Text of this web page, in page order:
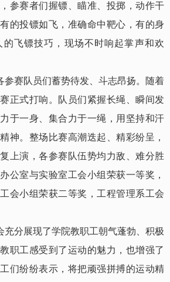
参赛者们握镖、瞄准、投掷，动作干
的投镖如飞，准确命中靶心，有的身
飞镖技巧，现场不时响起掌声和欢
参赛队员们蓄势待发、斗志昂扬。随着
正式打响。队员们紧握长绳、瞬间发
于一身、集合力于一绳，用坚持和汗
神。整场比赛高潮迭起、精彩纷呈，
上演，各参赛队伍势均力敌、难分胜
公室与实验室工会小组荣获一等奖，
会小组荣获二等奖，工程管理系工会
充分展现了学院教职工朝气蓬勃、积极
职工感受到了运动的魅力，也增强了
们纷纷表示，将把顽强拼搏的运动精